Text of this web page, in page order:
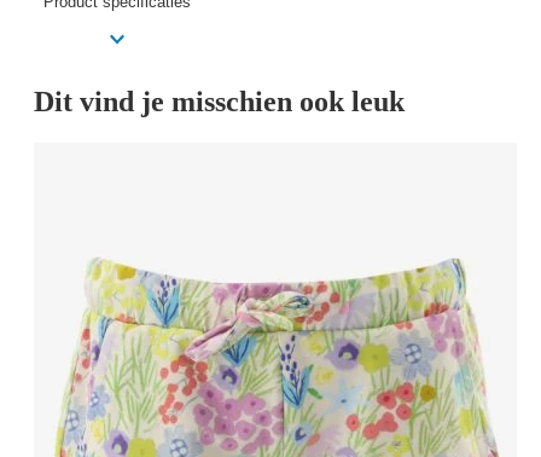
Dit vind je misschien ook leuk